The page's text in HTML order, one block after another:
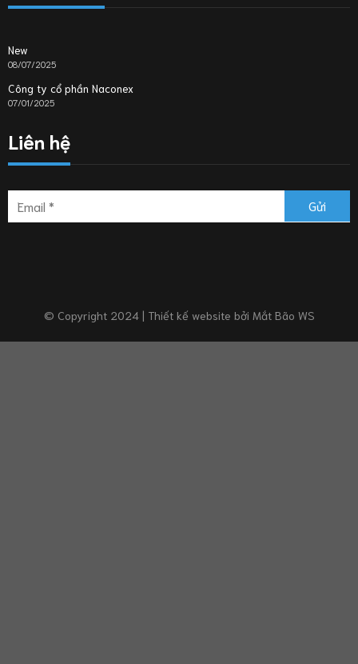
New
08/07/2025
Công ty cổ phần Naconex
07/01/2025
Liên hệ
© Copyright 2024 | Thiết kế website bởi Mắt Bão WS